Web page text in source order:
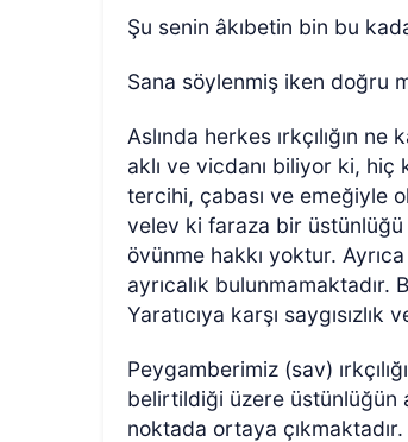
Şu senin âkıbetin bin bu
Sana söylenmiş iken doğru
Aslında herkes ırkçılığın
aklı ve vicdanı biliyor ki, hiç
tercihi, çabası ve emeğiyle
velev ki faraza bir
övünme hakkı yoktur.
ayrıcalık
Yaratıcıya karşı saygısızlık
Peygamberimiz (sav)
belirtildiği üzere üstünlüğün
noktada ortaya